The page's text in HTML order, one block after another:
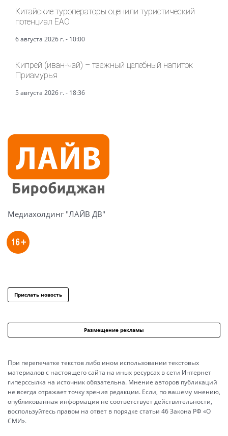
Китайские туроператоры оценили туристический
потенциал ЕАО
6 августа 2026 г. - 10:00
Кипрей (иван-чай) – таёжный целебный напиток
Приамурья
5 августа 2026 г. - 18:36
Медиахолдинг "ЛАЙВ ДВ"
Прислать новость
Размещение рекламы
При перепечатке текстов либо ином использовании текстовых
материалов с настоящего сайта на иных ресурсах в сети Интернет
гиперссылка на источник обязательна. Мнение авторов публикаций
не всегда отражает точку зрения редакции. Если, по вашему мнению,
опубликованная информация не соответствует действительности,
воспользуйтесь правом на ответ в порядке статьи 46 Закона РФ «О
СМИ».